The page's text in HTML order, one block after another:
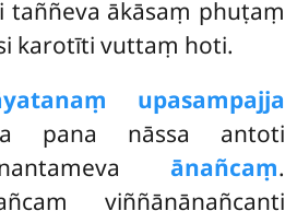
ākāsaṃ phuṭaṃ
karotīti vuttaṃ hoti.
upasampajja
pana nāssa antoti
ānañcaṃ.
viññāṇānañcanti